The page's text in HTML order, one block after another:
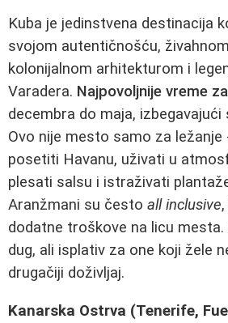
Kuba je jedinstvena destinacija
svojom autentičnošću,
kolonijalnom arhitekturom i
Varadera. Najpovoljnije vreme
decembra do maja, izbegavajući
Ovo nije mesto samo za
posetiti Havanu, uživati u
plesati salsu i istraživati
Aranžmani su često all inclusive
dodatne troškove na licu mesta.
dug, ali isplativ za one koji žele
drugačiji doživljaj.
Kanarska Ostrva (Tenerife,